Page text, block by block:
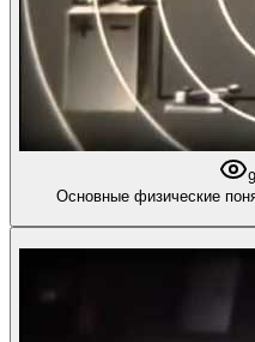
Основные физические